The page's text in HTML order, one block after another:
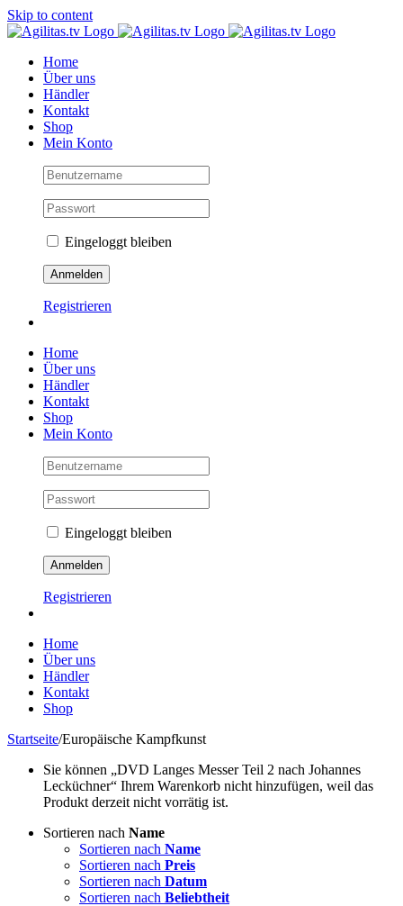
Skip to content
Home
Über uns
Händler
Kontakt
Shop
Mein Konto
Eingeloggt bleiben
Registrieren
Home
Über uns
Händler
Kontakt
Shop
Mein Konto
Eingeloggt bleiben
Registrieren
Home
Über uns
Händler
Kontakt
Shop
Startseite/Europäische Kampfkunst
Sie können „DVD Langes Messer Teil 2 nach Johannes
Lecküchner“ Ihrem Warenkorb nicht hinzufügen, weil das
Produkt derzeit nicht vorrätig ist.
Sortieren nach Name
Sortieren nach Name
Sortieren nach Preis
Sortieren nach Datum
Sortieren nach Beliebtheit